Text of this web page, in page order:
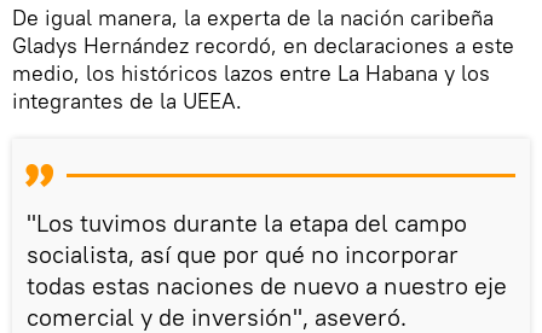
De igual manera, la experta de la nación caribeña
Gladys Hernández recordó, en declaraciones a este
medio, los históricos lazos entre La Habana y los
integrantes de la UEEA.
"Los tuvimos durante la etapa del campo
socialista, así que por qué no incorporar
todas estas naciones de nuevo a nuestro eje
comercial y de inversión", aseveró.